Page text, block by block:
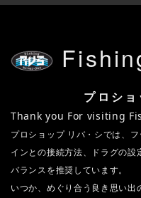
プロシ
Thank you For visiting
プロショップ リバ・シでは、
インとの接続方法、ドラグの
バランスを推奨しています。
いつか、めぐり合う良き思い